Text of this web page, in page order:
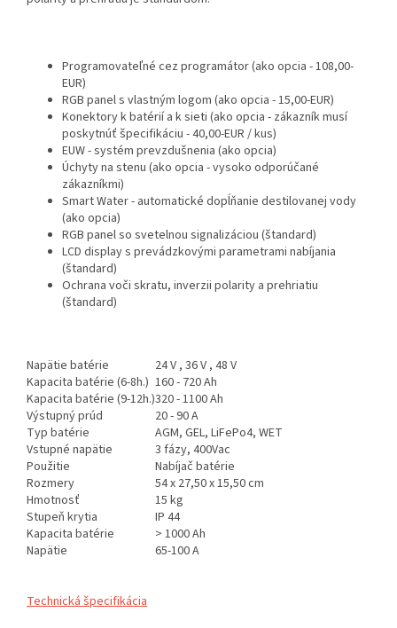
Programovateľné cez programátor (ako opcia - 108,00-
EUR)
RGB panel s vlastným logom (ako opcia - 15,00-EUR)
Konektory k batérií a k sieti (ako opcia - zákazník musí
poskytnúť špecifikáciu - 40,00-EUR / kus)
EUW - systém prevzdušnenia (ako opcia)
Úchyty na stenu (ako opcia - vysoko odporúčané
zákazníkmi)
Smart Water - automatické dopĺňanie destilovanej vody
(ako opcia)
RGB panel so svetelnou signalizáciou (štandard)
LCD display s prevádzkovými parametrami nabíjania
(štandard)
Ochrana voči skratu, inverzii polarity a prehriatiu
(štandard)
Napätie batérie
24 V , 36 V , 48 V
Kapacita batérie (6-8h.) 160 - 720 Ah
Kapacita batérie (9-12h.)320 - 1100 Ah
Výstupný prúd
20 - 90 A
Typ batérie
AGM, GEL, LiFePo4, WET
Vstupné napätie
3 fázy, 400Vac
Použitie
Nabíjač batérie
Rozmery
54 x 27,50 x 15,50 cm
Hmotnosť
15 kg
Stupeň krytia
IP 44
Kapacita batérie
> 1000 Ah
Napätie
65-100 A
Technická špecifikácia